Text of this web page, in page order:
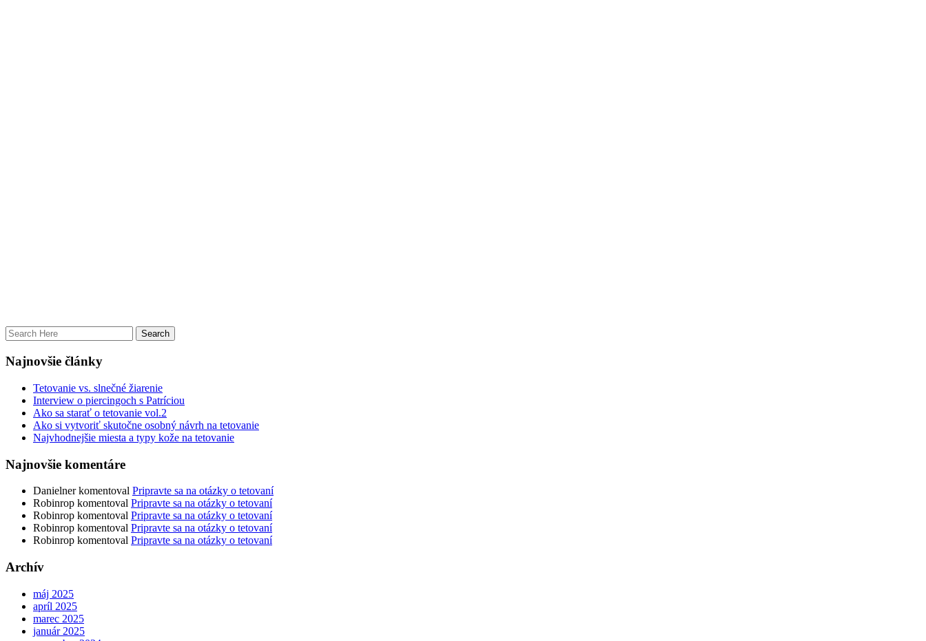
Najnovšie články
Tetovanie vs. slnečné žiarenie
Interview o piercingoch s Patríciou
Ako sa starať o tetovanie vol.2
Ako si vytvoriť skutočne osobný návrh na tetovanie
Najvhodnejšie miesta a typy kože na tetovanie
Najnovšie komentáre
Danielnerkomentoval Pripravte sa na otázky o tetovaní
Robinrop komentoval Pripravte sa na otázky o tetovaní
Robinrop komentoval Pripravte sa na otázky o tetovaní
Robinrop komentoval Pripravte sa na otázky o tetovaní
Robinrop komentoval Pripravte sa na otázky o tetovaní
Archív
máj 2025
apríl 2025
marec 2025
január 2025